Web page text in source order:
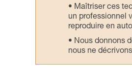
Maîtriser ces
un professionnel
reproduire en
Nous donnons
nous ne